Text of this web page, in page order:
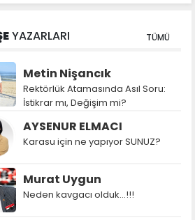
YAZARLARI TÜMÜ
Metin Nişancık
Rektörlük Atamasında Asıl Soru:
İstikrar mı, Değişim mi?
AYSENUR ELMACI
Karasu için ne yapıyor SUNUZ?
Murat Uygun
Neden kavgacı olduk…!!!